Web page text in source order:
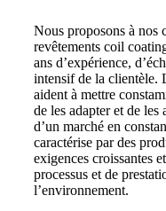
Nous proposons à nos
revêtements coil
ans d’expérience,
intensif de la clientèle.
aident à mettre
de les adapter et de
d’un marché en
caractérise par des
exigences croissantes
processus et de
l’environnement.